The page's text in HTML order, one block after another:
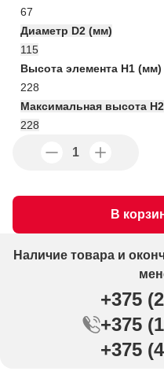
67
Диаметр D2 (мм)
115
Высота элемента H1 (мм)
228
Максимальная высота
228
В
Наличие товара и
+375
+375
+375